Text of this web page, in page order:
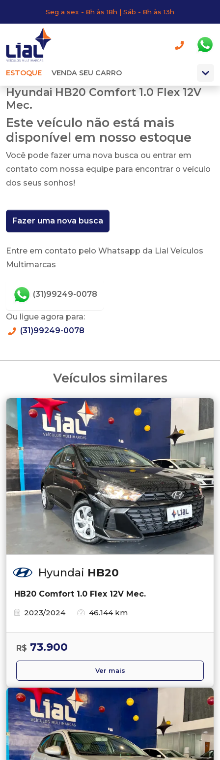
Seg a sex - 8h às 18h | Sáb - 8h às 13h
ESTOQUE VENDA SEU CARRO
Hyundai HB20 Comfort 1.0 Flex 12V
Mec.
Este veículo não está mais
disponível em nosso estoque
Você pode fazer uma nova busca ou entrar em
contato com nossa equipe para encontrar o veículo
dos seus sonhos!
Fazer uma nova busca
Entre em contato pelo Whatsapp da Lial Veículos
Multimarcas
(31)99249-0078
Ou ligue agora para:
(31)99249-0078
Veículos similares
Hyundai HB20
HB20 Comfort 1.0 Flex 12V Mec.
2023/2024
46.144 km
R$ 73.900
Ver mais